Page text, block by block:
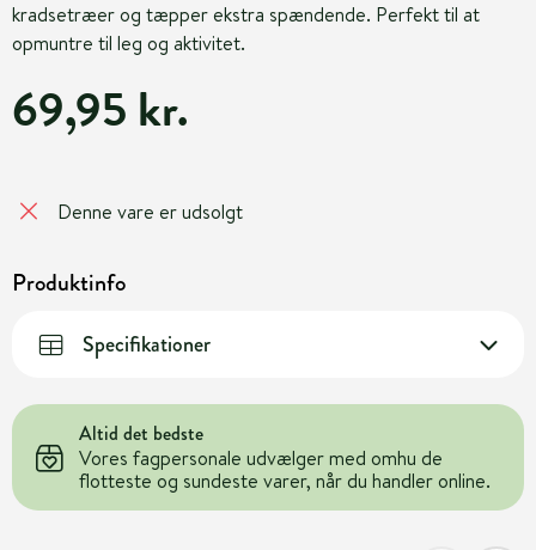
kradsetræer og tæpper ekstra spændende. Perfekt til at
opmuntre til leg og aktivitet.
69,95 kr.
Denne vare er udsolgt
Produktinfo
Specifikationer
Altid det bedste
Vores fagpersonale udvælger med omhu de
flotteste og sundeste varer, når du handler online.